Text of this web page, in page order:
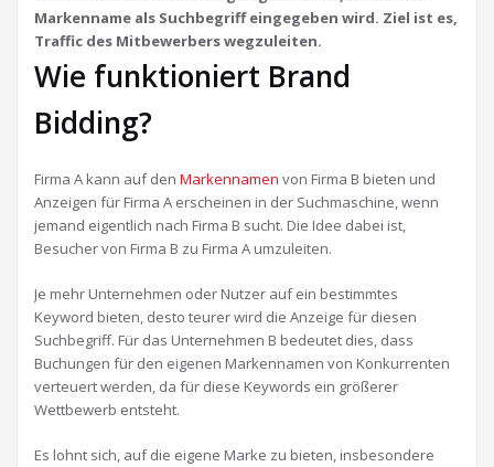
Markenname als Suchbegriff eingegeben wird. Ziel ist es,
Traffic des Mitbewerbers wegzuleiten.
Wie funktioniert Brand
Bidding?
Firma A kann auf den Markennamen von Firma B bieten und
Anzeigen für Firma A erscheinen in der Suchmaschine, wenn
jemand eigentlich nach Firma B sucht. Die Idee dabei ist,
Besucher von Firma B zu Firma A umzuleiten.
Je mehr Unternehmen oder Nutzer auf ein bestimmtes
Keyword bieten, desto teurer wird die Anzeige für diesen
Suchbegriff. Für das Unternehmen B bedeutet dies, dass
Buchungen für den eigenen Markennamen von Konkurrenten
verteuert werden, da für diese Keywords ein größerer
Wettbewerb entsteht.
Es lohnt sich, auf die eigene Marke zu bieten, insbesondere